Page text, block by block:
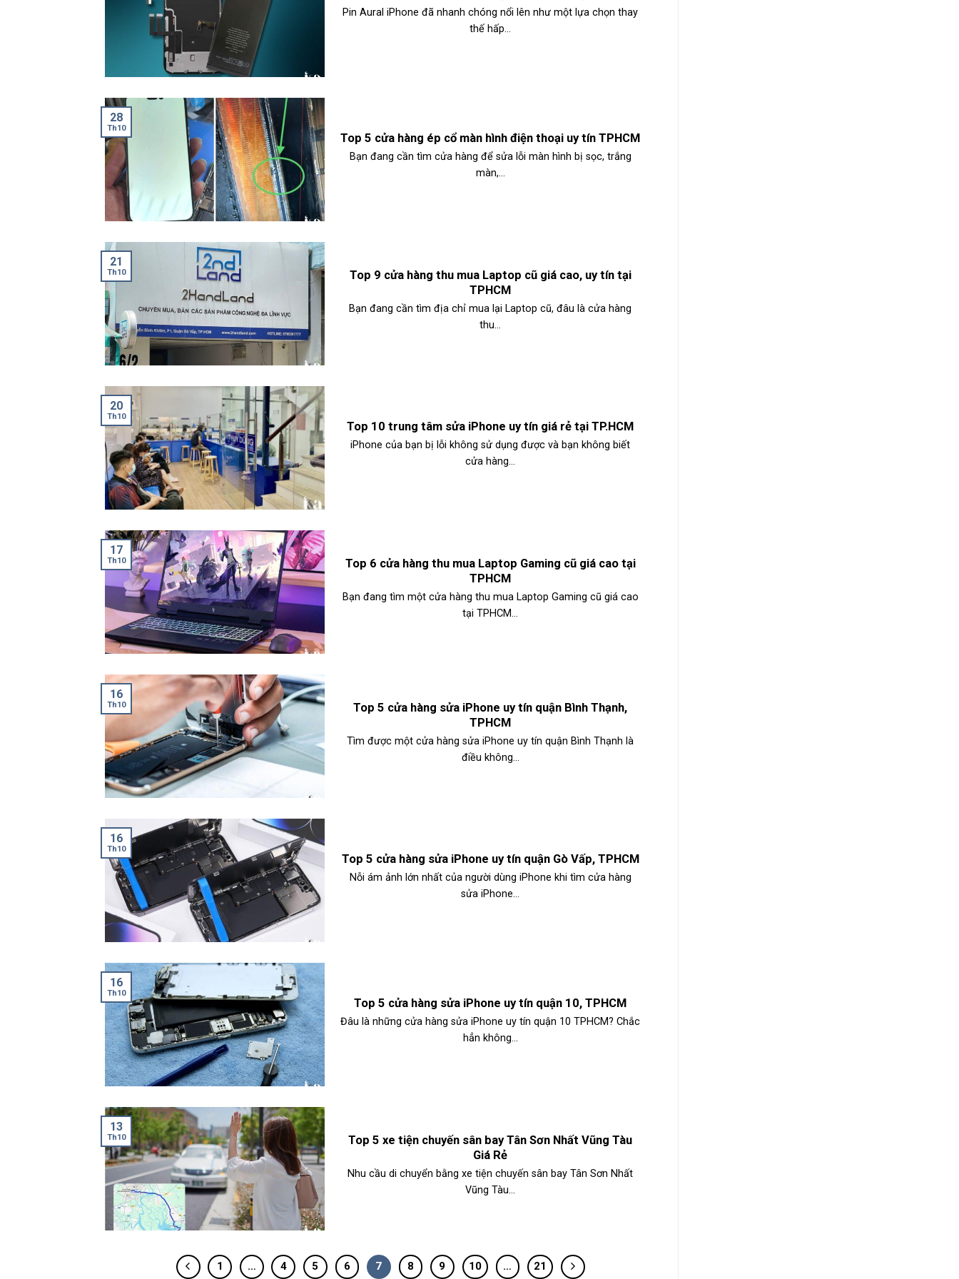
Pin Aural iPhone đã nhanh chóng nổi lên như một lựa chọn thay
thế hấp...
Top 5 cửa hàng ép cổ màn hình điện thoại uy tín TPHCM
Bạn đang cần tìm cửa hàng để sửa lỗi màn hình bị sọc, trắng
màn,...
28
Th10
Top 9 cửa hàng thu mua Laptop cũ giá cao, uy tín tại
TPHCM
Bạn đang cần tìm địa chỉ mua lại Laptop cũ, đâu là cửa hàng
thu...
21
Th10
Top 10 trung tâm sửa iPhone uy tín giá rẻ tại TP.HCM
iPhone của bạn bị lỗi không sử dụng được và bạn không biết
cửa hàng...
20
Th10
Top 6 cửa hàng thu mua Laptop Gaming cũ giá cao tại
TPHCM
Bạn đang tìm một cửa hàng thu mua Laptop Gaming cũ giá cao
tại TPHCM...
17
Th10
Top 5 cửa hàng sửa iPhone uy tín quận Bình Thạnh,
TPHCM
Tìm được một cửa hàng sửa iPhone uy tín quận Bình Thạnh là
điều không...
16
Th10
Top 5 cửa hàng sửa iPhone uy tín quận Gò Vấp, TPHCM
Nỗi ám ảnh lớn nhất của người dùng iPhone khi tìm cửa hàng
sửa iPhone...
16
Th10
Top 5 cửa hàng sửa iPhone uy tín quận 10, TPHCM
Đâu là những cửa hàng sửa iPhone uy tín quận 10 TPHCM? Chắc
hẳn không...
16
Th10
Top 5 xe tiện chuyến sân bay Tân Sơn Nhất Vũng Tàu
Giá Rẻ
Nhu cầu di chuyển bằng xe tiện chuyến sân bay Tân Sơn Nhất
Vũng Tàu...
13
Th10
1 … 4 5 6 7 8 9 10 … 21